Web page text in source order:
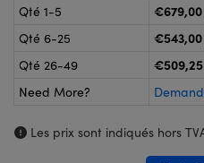
: Caméras
Qté 1-5 €679,00
Qté 6-25
€543,00
Qté 26-49
€509,25
Need More?
Les prix sont indiqués hors